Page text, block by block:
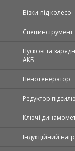
Візки під колесо
Специнструмент
Пускові та
АКБ
Пеногенератор
Редуктор
Ключі
Індукційний